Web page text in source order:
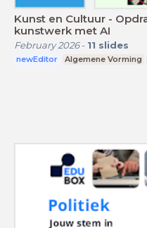
Kunst en Cultuur -
kunstwerk met AI
February 2026- 11 slides
newEditor Algemene Vorming